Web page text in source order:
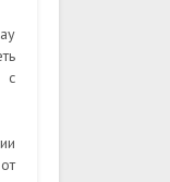
с